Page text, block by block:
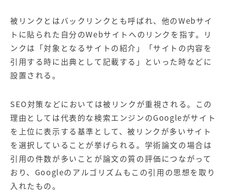
Web制作
マーケティングコンサルティング
コンテンツ制作
マーケティング基盤の製品
Leadplus One MyFolio
サイトアクセス解析ダッシュ
マーケティングサービスの製品
【店舗型ビジネス向け】エリ
ア
マーケティングサービス
【金融機関向け】マーケティ
ング
サービス
【IT企業向け】マーケティン
グ
被リンクとはバックリンクとも呼ばれ、他のWebサイ
トに貼られた自分のWebサイトへのリンクを指す。リ
ンクは「対象となるサイトの紹介」「サイトの内容を
引用する時に出典として記載する」といった時などに
設置される。
SEO対策などにおいては被リンクが重視される。この
理由としては代表的な検索エンジンのGoogleがサイト
を上位に表示する基準として、被リンクが多いサイト
を選択していることが挙げられる。学術論文の場合は
引用の件数が多いことが論文の質の評価につながって
おり、Googleのアルゴリズムもこの引用の思想を取り
入れたもの。